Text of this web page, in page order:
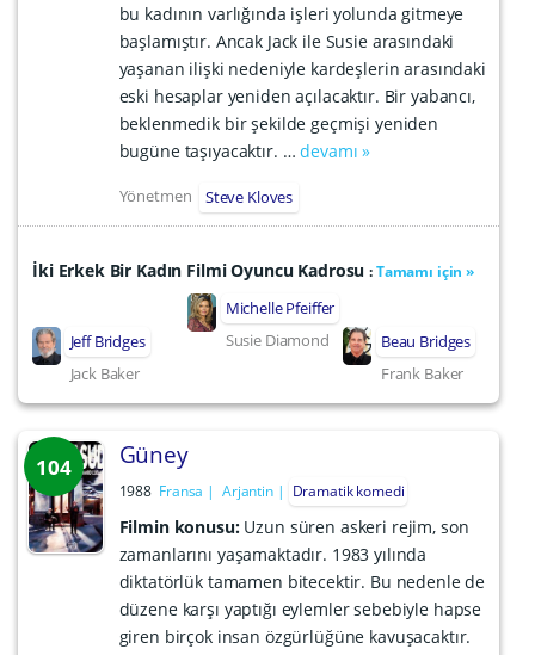
bu kadının varlığında işleri yolunda gitmeye
başlamıştır. Ancak Jack ile Susie arasındaki
yaşanan ilişki nedeniyle kardeşlerin arasındaki
eski hesaplar yeniden açılacaktır. Bir yabancı,
beklenmedik bir şekilde geçmişi yeniden
bugüne taşıyacaktır. …devamı »
Yönetmen Steve Kloves
İki Erkek Bir Kadın Filmi Oyuncu Kadrosu:Tamamı için »
Jeff Bridges
Jack Baker
Michelle Pfeiffer
Susie Diamond
Beau Bridges
Frank Baker
104 Güney
1988 Fransa Arjantin Dramatik komedi
Filmin konusu: Uzun süren askeri rejim, son
zamanlarını yaşamaktadır. 1983 yılında
diktatörlük tamamen bitecektir. Bu nedenle de
düzene karşı yaptığı eylemler sebebiyle hapse
giren birçok insan özgürlüğüne kavuşacaktır.